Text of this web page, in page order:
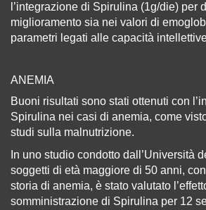
l’integrazione di Spirulina (1g/die) per
miglioramento sia nei valori di
parametri legati alle capacità
ANEMIA
Buoni risultati sono stati ottenuti con
Spirulina nei casi di anemia, come
studi sulla malnutrizione.
In uno studio condotto dall’Università
soggetti di età maggiore di 50 anni,
storia di anemia, è stato valutato
somministrazione di Spirulina per 12